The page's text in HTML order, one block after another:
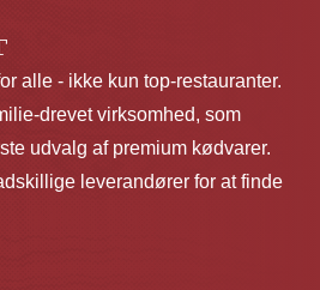
alle - ikke kun top-restauranter.
drevet virksomhed, som
udvalg af premium kødvarer.
leverandører for at finde